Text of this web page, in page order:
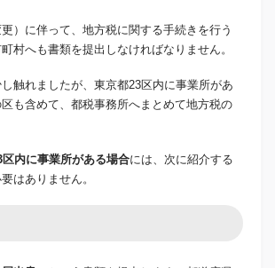
）に伴って、地方税に関する手続きを行う
村へも書類を提出しなければなりません。
触れましたが、東京都23区内に事業所があ
も含めて、都税事務所へまとめて地方税の
内に事業所がある場合には、次に紹介する
はありません。